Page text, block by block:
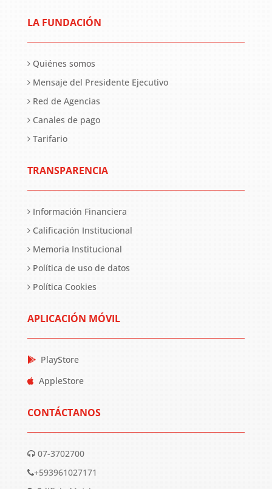
LA FUNDACIÓN
Quiénes somos
Mensaje del Presidente Ejecutivo
Red de Agencias
Canales de pago
Tarifario
TRANSPARENCIA
Información Financiera
Calificación Institucional
Memoria Institucional
Política de uso de datos
Política Cookies
APLICACIÓN MÓVIL
PlayStore
AppleStore
CONTÁCTANOS
07-3702700
+593961027171